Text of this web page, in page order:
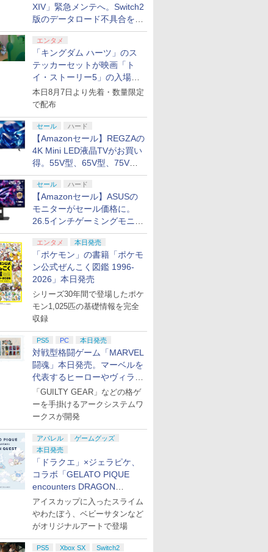
XIV」緊急メンテへ。Switch2
版のデータロード不具合を最
適化
エンタメ
「キングダム ハーツ」のス
テッカーセットが映画「ト
イ・ストーリー5」の入場特
典として配布決定！
本日8月7日より先着・数量限定
で配布
セール ハード
【Amazonセール】REGZAの
4K Mini LED液晶TVがお買い
得。55V型、65V型、75V型
の2026年モデルがラインナ
ップ
セール ハード
【Amazonセール】ASUSの
モニターがセール価格に。
26.5インチゲーミングモニタ
ー「ROG Strix OLED
XG27ACDMS」限定モデルも
お買い得
エンタメ 本日発売
「ポケモン」の書籍「ポケモ
ン公式ぜんこく図鑑 1996-
2026」本日発売
シリーズ30年間で登場したポケ
モン1,025匹の基礎情報を完全
収録
PS5 PC 本日発売
対戦型格闘ゲーム「MARVEL
闘魂」本日発売。マーベルを
代表するヒーローやヴィラン
たちが登場
「GUILTY GEAR」などの格ゲ
ーを手掛けるアークシステムワ
ークスが開発
アパレル
ゲームグッズ
本日発売
「ドラクエ」×ジェラピケ、
コラボ「GELATO PIQUE
encounters DRAGON
QUEST」第2弾が本日発売
アイスカップに入ったスライム
やわたぼう、ベビーサタンなど
がオリジナルアートで登場
PS5 Xbox SX
Switch2